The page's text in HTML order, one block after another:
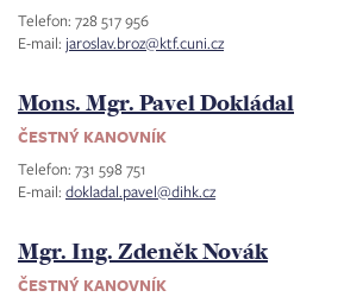
Telefon: 728 517 956
E-mail: jaroslav.broz@ktf.cuni.cz
Mons. Mgr. Pavel Dokládal
ČESTNÝ KANOVNÍK
Telefon: 731 598 751
E-mail: dokladal.pavel@dihk.cz
Mgr. Ing. Zdeněk Novák
ČESTNÝ KANOVNÍK